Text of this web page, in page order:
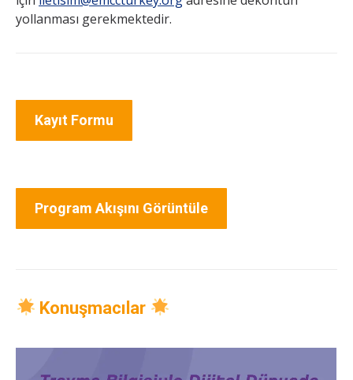
yollanması gerekmektedir.
Kayıt Formu
Program Akışını Görüntüle
Konuşmacılar